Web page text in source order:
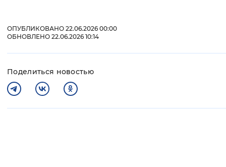
ОПУБЛИКОВАНО 22.06.2026 00:00
ОБНОВЛЕНО 22.06.2026 10:14
Поделиться новостью